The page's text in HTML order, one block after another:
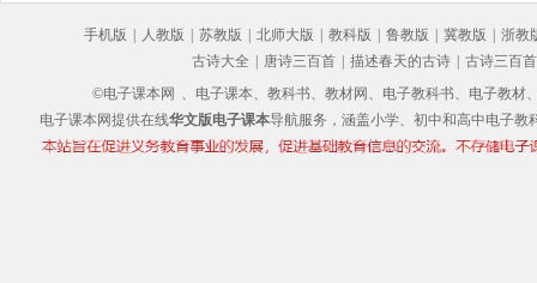
手机版 人教版 苏教版 北师大版 教科版 鲁教版 冀教版
浙教
古诗大全
唐诗三百首 描述春天的古诗
古诗三百首
©电子课本网 、电子课本、教科书、教材网、电子教科书、电子教材
电子课本网提供在线华文版电子课本导航服务，涵盖小学、初中和高中电子